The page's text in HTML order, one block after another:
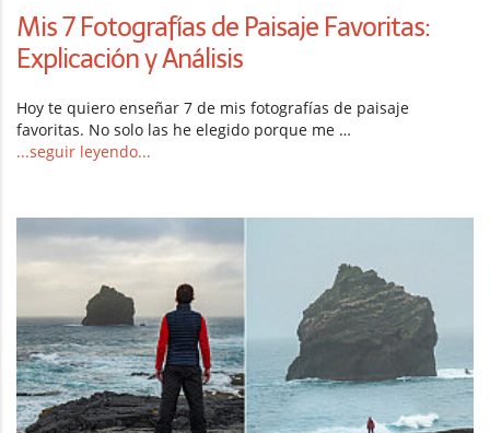
Mis 7 Fotografías de Paisaje Favoritas:
Explicación y Análisis
Hoy te quiero enseñar 7 de mis fotografías de paisaje
favoritas. No solo las he elegido porque me …
...seguir leyendo...